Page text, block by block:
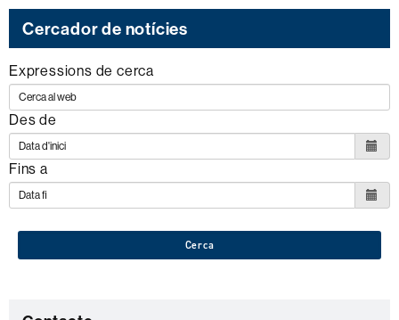
Cercador de notícies
Expressions de cerca
Des de
Fins a
Cerca